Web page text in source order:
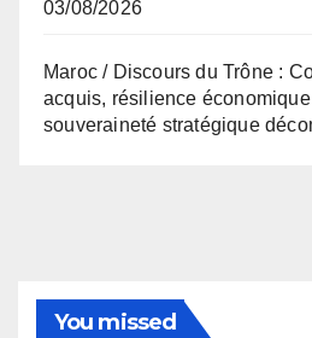
03/08/2026
Maroc / Discours du Trône :
acquis, résilience
souveraineté stratégique
You missed